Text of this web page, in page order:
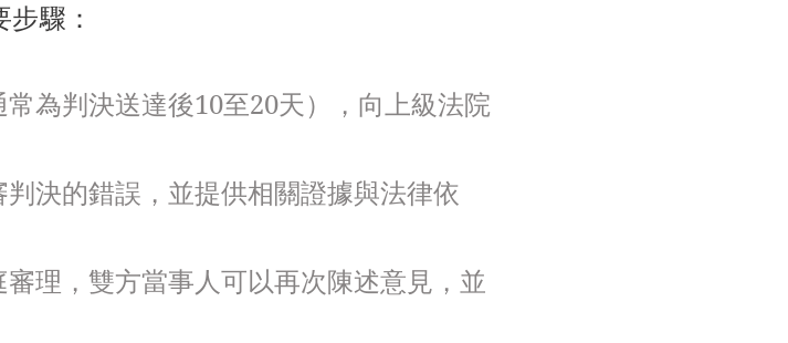
驟：
為判決送達後10至20天），向上級法院
決的錯誤，並提供相關證據與法律依
理，雙方當事人可以再次陳述意見，並